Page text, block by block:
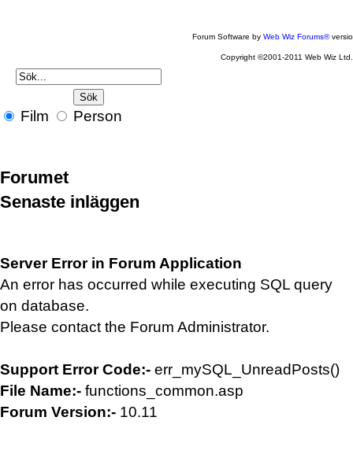
Forum Software byWeb Wiz Forums®
Copyright ©2001-2011 Web Wiz Ltd.
Film Person
Forumet
Senaste inläggen
Server Error in Forum Application
An error has occurred while executing SQL query
on database.
Please contact the Forum Administrator.
Support Error Code:- err_mySQL_UnreadPosts()
File Name:- functions_common.asp
Forum Version:- 10.11